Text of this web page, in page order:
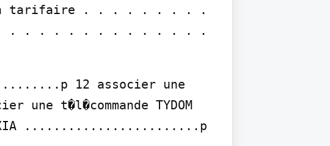
tarifaire . . . . . . . . .
. . . . . . . . . . . . . . .
12 associer une
t�l�commande TYDOM
TYXIA ........................p